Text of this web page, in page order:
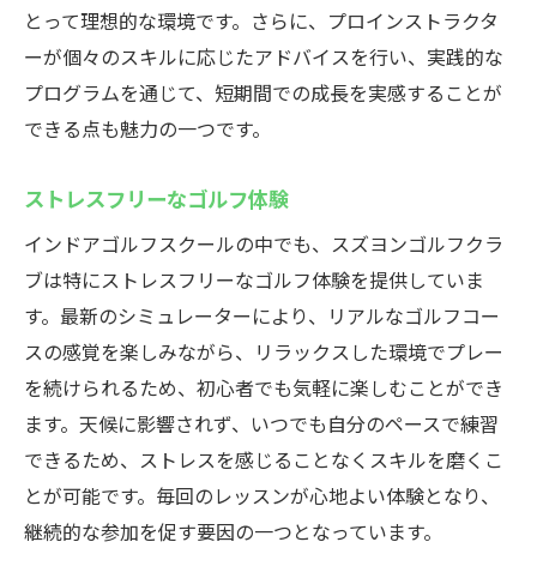
とって理想的な環境です。さらに、プロインストラクタ
ーが個々のスキルに応じたアドバイスを行い、実践的な
プログラムを通じて、短期間での成長を実感することが
できる点も魅力の一つです。
ストレスフリーなゴルフ体験
インドアゴルフスクールの中でも、スズヨンゴルフクラ
ブは特にストレスフリーなゴルフ体験を提供していま
す。最新のシミュレーターにより、リアルなゴルフコー
スの感覚を楽しみながら、リラックスした環境でプレー
を続けられるため、初心者でも気軽に楽しむことができ
ます。天候に影響されず、いつでも自分のペースで練習
できるため、ストレスを感じることなくスキルを磨くこ
とが可能です。毎回のレッスンが心地よい体験となり、
継続的な参加を促す要因の一つとなっています。